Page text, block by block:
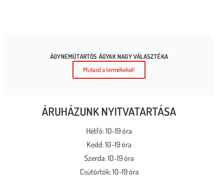
ÁGYNEMŰTARTÓS ÁGYAK NAGY VÁLASZTÉKA
Mutasd a termékeket!
ÁRUHÁZUNK NYITVATARTÁSA
Hétfő: 10-19 óra
Kedd: 10-19 óra
Szerda: 10-19 óra
Csütörtök: 10-19 óra